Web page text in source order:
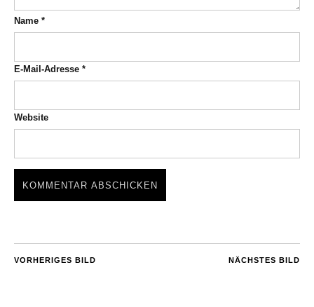
Name *
E-Mail-Adresse *
Website
NÄCHSTES BILD
VORHERIGES BILD